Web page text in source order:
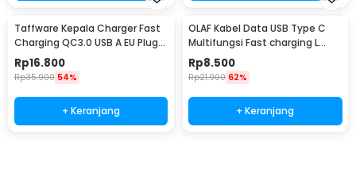
Taffware Kepala Charger Fast
Charging QC3.0 USB A EU Plug
3A 18W - TE-007
Rp16.800
Rp35.900 54%
+ Keranjang
OLAF Kabel Data USB Type C
Multifungsi Fast charging L
Shape 5A 1M - OL01
Rp8.500
Rp21.900 62%
+ Keranjang